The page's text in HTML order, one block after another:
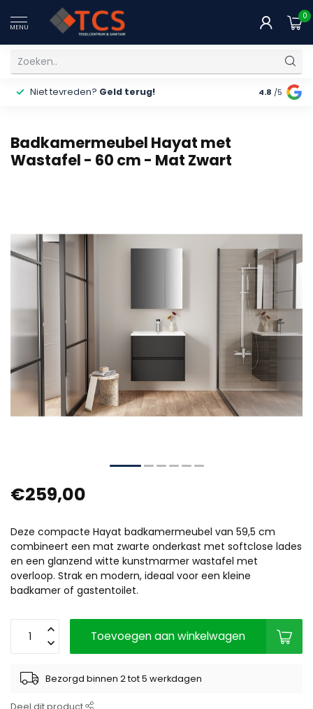
MENU
0
Niet tevreden? Geld terug! Gratis
4.8 /5
Badkamermeubel Hayat met
Wastafel - 60 cm - Mat Zwart
€259,00
Deze compacte Hayat badkamermeubel van 59,5 cm
combineert een mat zwarte onderkast met softclose lades
en een glanzend witte kunstmarmer wastafel met
overloop. Strak en modern, ideaal voor een kleine
badkamer of gastentoilet.
Toevoegen aan winkelwagen
Bezorgd binnen 2 tot 5 werkdagen
Deel dit product